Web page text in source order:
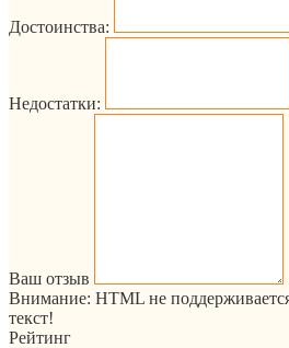
Достоинства:
Недостатки:
Ваш отзыв
Внимание: HTML не
текст!
Рейтинг